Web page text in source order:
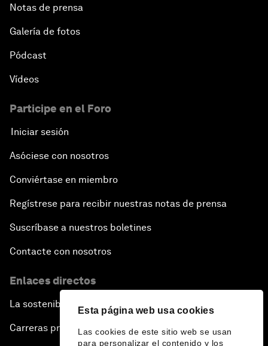
Esta página web usa cookies
Las cookies de este sitio web se usan
para personalizar el contenido y los
Notas de prensa
Galería de fotos
Pódcast
Vídeos
Participe en el Foro
Iniciar sesión
Asóciese con nosotros
Conviértase en miembro
Regístrese para recibir nuestras notas de prensa
Suscríbase a nuestros boletines
Contacte con nosotros
Enlaces directos
La sostenibilidad en el Foro
Carreras profesionales